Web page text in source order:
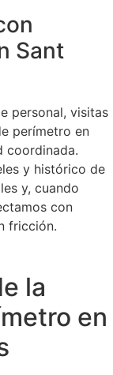
Sant
personal, visitas
perímetro en
coordinada.
y histórico de
y, cuando
con
fricción.
la
en